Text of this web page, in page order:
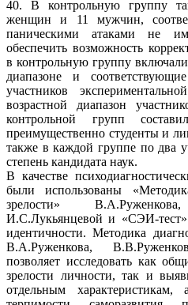
40. В контрольную группу
женщин и 11 мужчин,
паническими атаками не
обеспечить возможность
в контрольную группу
диапазоне и
участников
возрастной диапазон
контрольной групп
преимущественно студенты и
также в каждой группе по два
степень кандидата наук.
В качестве
были использованы
зрелости»
И.С.Лукьянцевой и «СЭИ-
идентичности. Методика
В.А.Руженкова,
позволяет исследовать как
зрелости личности, так и
отдельным характеристикам,